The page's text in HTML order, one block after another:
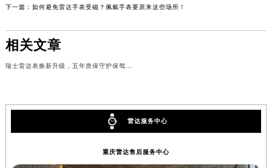
下一篇： 如何避免雷达手表受磁？佩戴手表要原来这些场所！
相关文章
雷达服务中心
重庆雷达售后服务中心